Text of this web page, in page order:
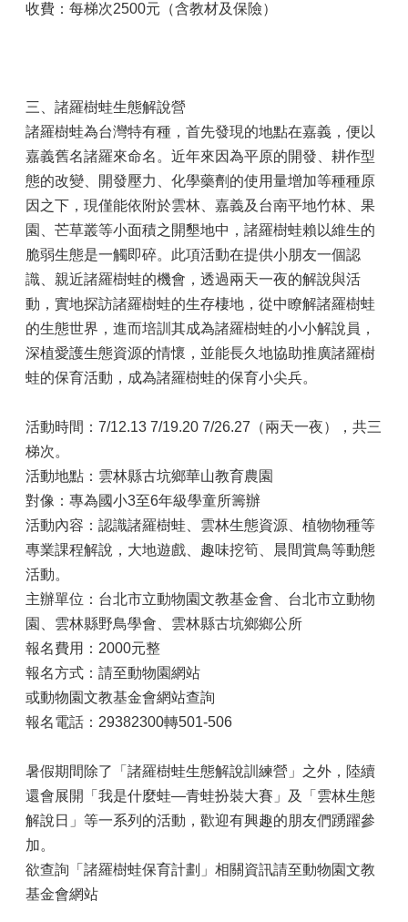
收費：每梯次2500元（含教材及保險）
三、諸羅樹蛙生態解說營
諸羅樹蛙為台灣特有種，首先發現的地點在嘉義，便以
嘉義舊名諸羅來命名。近年來因為平原的開發、耕作型
態的改變、開發壓力、化學藥劑的使用量增加等種種原
因之下，現僅能依附於雲林、嘉義及台南平地竹林、果
園、芒草叢等小面積之開墾地中，諸羅樹蛙賴以維生的
脆弱生態是一觸即碎。此項活動在提供小朋友一個認
識、親近諸羅樹蛙的機會，透過兩天一夜的解說與活
動，實地探訪諸羅樹蛙的生存棲地，從中瞭解諸羅樹蛙
的生態世界，進而培訓其成為諸羅樹蛙的小小解說員，
深植愛護生態資源的情懷，並能長久地協助推廣諸羅樹
蛙的保育活動，成為諸羅樹蛙的保育小尖兵。
活動時間：7/12.13 7/19.20 7/26.27（兩天一夜），共三
梯次。
活動地點：雲林縣古坑鄉華山教育農園
對像：專為國小3至6年級學童所籌辦
活動內容：認識諸羅樹蛙、雲林生態資源、植物物種等
專業課程解說，大地遊戲、趣味挖筍、晨間賞鳥等動態
活動。
主辦單位：台北市立動物園文教基金會、台北市立動物
園、雲林縣野鳥學會、雲林縣古坑鄉鄉公所
報名費用：2000元整
報名方式：請至動物園網站
或動物園文教基金會網站查詢
報名電話：29382300轉501-506
暑假期間除了「諸羅樹蛙生態解說訓練營」之外，陸續
還會展開「我是什麼蛙—青蛙扮裝大賽」及「雲林生態
解說日」等一系列的活動，歡迎有興趣的朋友們踴躍參
加。
欲查詢「諸羅樹蛙保育計劃」相關資訊請至動物園文教
基金會網站